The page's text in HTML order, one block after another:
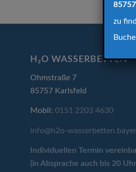
H₂O WASSERBETTEN
Ohmstraße 7
85757 Karlsfeld
Mobil: 0151 2203 4630
info@h2o-
Individuellen Termin
(in Absprache auch bis 20
zu